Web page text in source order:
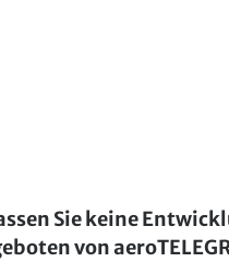
Sie keine
von